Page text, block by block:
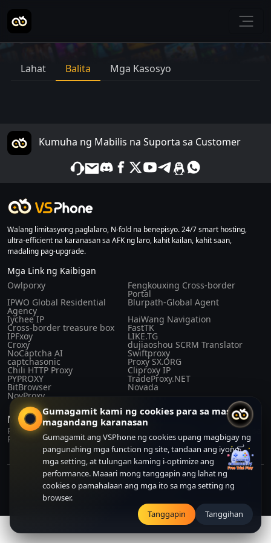
Lahat Balita Mga Kasosyo
Gumagamit kami ng cookies para sa mas
magandang karanasan
Gumagamit ang VSPhone ng cookies upang magbigay ng
pangunahing mga function ng site, tandaan ang iyong
mga setting, at tulungan kaming i-optimize ang
performance. Maaari mong tanggapin ang lahat ng
cookies o pamahalaan ang mga ito sa mga setting ng
browser.
Tanggapin
Tanggihan
Kumuha ng Mabilis na Suporta sa Customer
Walang limitasyong paglalaro, N-fold na benepisyo. 24/7 smart hosting,
ultra-efficient na karanasan sa AFK ng laro, kahit kailan, kahit saan,
madaling pag-upgrade.
Mga Link ng Kaibigan
Owlporxy
Fengkouxing Cross-border
Portal
IPWO Global Residential
Agency
Blurpath-Global Agent
Iychee IP
HaiWang Navigation
Cross-border treasure box FastTK
IPFxoy LIKE.TG
Croxy dujiaoshou SCRM Translator
NoCaptcha AI Swiftproxy
captchasonic Proxy SX.ORG
Chili HTTP Proxy Cliproxy IP
PYPROXY TradeProxy.NET
BitBrowser Novada
NovProxy
Mga Batas at Regulasyon
Patakaran sa
Pagkapribado
Kasunduan sa
Pagbili Gumagamit
Tungkol sa
Amin
Copyright© 2024-2026 CLOUDFORGE SOLUTIONS PTE.LTD. All right